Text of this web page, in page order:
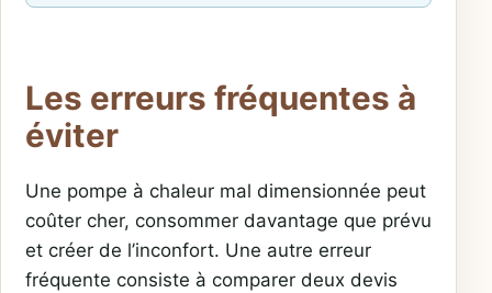
Les erreurs fréquentes à
éviter
Une pompe à chaleur mal dimensionnée peut
coûter cher, consommer davantage que prévu
et créer de l’inconfort. Une autre erreur
fréquente consiste à comparer deux devis